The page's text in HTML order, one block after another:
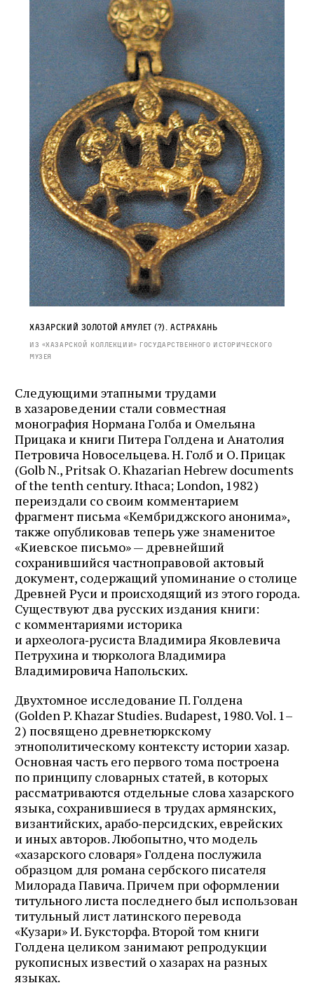
Хазарский золотой амулет (?). Астрахань
Из «Хазарской коллекции» Государственного исторического
музея
Следующими этапными трудами
в хазароведении стали совместная
монография Нормана Голба и Омельяна
Прицака и книги Питера Голдена и Анатолия
Петровича Новосельцева. Н. Голб и О. Прицак
(Golb N., Pritsak O. Khazarian Hebrew documents
of the tenth century. Ithaca; London, 1982)
переиздали cо своим комментарием
фрагмент письма «Кембриджского анонима»,
также опубликовав теперь уже знаменитое
«Киевское письмо» — древнейший
сохранившийся частноправовой актовый
документ, содержащий упоминание о столице
Древней Руси и происходящий из этого города.
Существуют два русских издания книги:
с комментариями историка
и археолога‑русиста Владимира Яковлевича
Петрухина и тюрколога Владимира
Владимировича Напольских.
Двухтомное исследование П. Голдена
(Golden P. Khazar Studies. Budapest, 1980. Vol. 1–
2) посвящено древнетюркскому
этнополитическому контексту истории хазар.
Основная часть его первого тома построена
по принципу словарных статей, в которых
рассматриваются отдельные слова хазарского
языка, сохранившиеся в трудах армянских,
византийских, арабо‑персидских, еврейских
и иных авторов. Любопытно, что модель
«хазарского словаря» Голдена послужила
образцом для романа сербского писателя
Милорада Павича. Причем при оформлении
титульного листа последнего был использован
титульный лист латинского перевода
«Кузари» И. Буксторфа. Второй том книги
Голдена целиком занимают репродукции
рукописных известий о хазарах на разных
языках.